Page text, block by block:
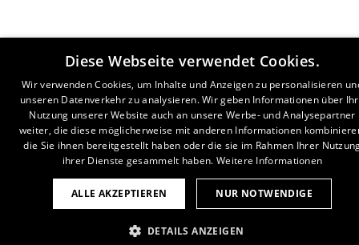
Diese Webseite verwendet Cookies.
Wir verwenden Cookies, um Inhalte und Anzeigen zu personalisieren
unseren Datenverkehr zu analysieren. Wir geben Informationen über
Nutzung unserer Website auch an unsere Werbe- und Analysepartner
weiter, die diese möglicherweise mit anderen Informationen
die Sie ihnen bereitgestellt haben oder die sie im Rahmen Ihrer
ihrer Dienste gesammelt haben. Weitere Informationen
ALLE AKZEPTIEREN NUR NOTWENDIGE
DETAILS ANZEIGEN